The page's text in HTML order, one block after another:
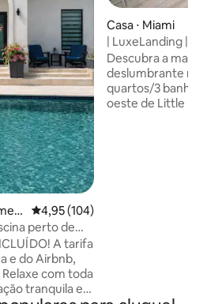
4,95 de uma avaliação média de
4,95 (104)
perto de
A tarifa
e do Airbnb,
tranquila e
Casa ⋅ Miami
| LuxeLanding |
churrasco, golfe,
Descubra a
deslumbrante
quartos/3
oeste de Little